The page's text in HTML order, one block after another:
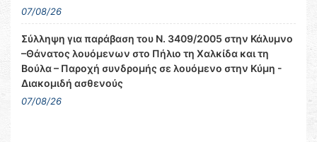
07/08/26
Σύλληψη για παράβαση του Ν. 3409/2005 στην Κάλυμνο
–Θάνατος λουόμενων στο Πήλιο τη Χαλκίδα και τη
Βούλα – Παροχή συνδρομής σε λουόμενο στην Κύμη -
Διακομιδή ασθενούς
07/08/26